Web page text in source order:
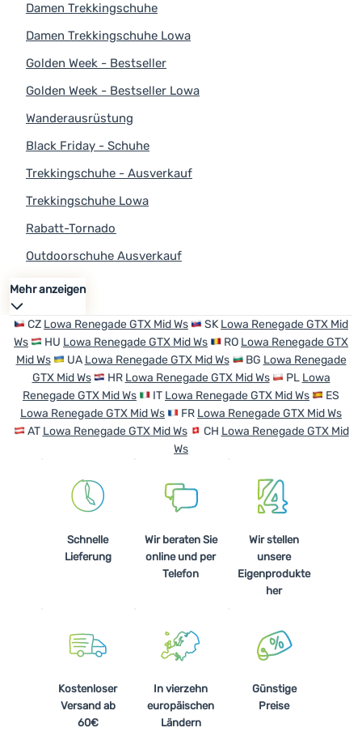
Damen Trekkingschuhe
Damen Trekkingschuhe Lowa
Golden Week - Bestseller
Golden Week - Bestseller Lowa
Wanderausrüstung
Black Friday - Schuhe
Trekkingschuhe - Ausverkauf
Trekkingschuhe Lowa
Rabatt-Tornado
Outdoorschuhe Ausverkauf
Ausverkauf Lowa
Black Friday
Black Friday Lowa
Outdoor-Aktivitäten
Kampagnen
Mehr anzeigen
CZ Lowa Renegade GTX Mid Ws SK Lowa Renegade GTX Mid
Ws
HU Lowa Renegade GTX Mid Ws RO Lowa Renegade GTX
Mid Ws
UA Lowa Renegade GTX Mid Ws BG Lowa Renegade
GTX Mid Ws
HR Lowa Renegade GTX Mid Ws PL Lowa
Renegade GTX Mid Ws
IT Lowa Renegade GTX Mid Ws
ES
Lowa Renegade GTX Mid Ws
FR Lowa Renegade GTX Mid Ws
AT Lowa Renegade GTX Mid Ws CH Lowa Renegade GTX Mid
Ws
Schnelle
Lieferung
Wir beraten Sie
online und per
Telefon
Wir stellen
unsere
Eigenprodukte
her
Kostenloser
Versand ab
60€
In vierzehn
europäischen
Ländern
Günstige
Preise